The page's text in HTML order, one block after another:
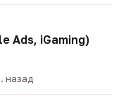
Ads, iGaming)
назад